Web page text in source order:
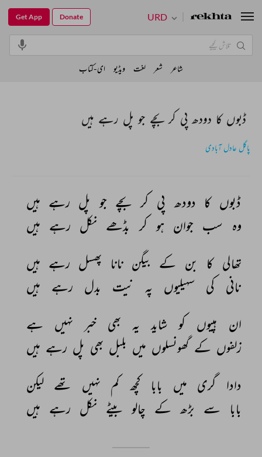
ڈبوں کا دودھ پی کر بچے جو پل رہے ہیں
پاگل عادل آبادی
ڈبوں کا دودھ پی کر بچے جو پل رہے ہیں
وہ سب جوان ہو کر بڈھے نکل رہے ہیں
تھالی کا بن کے بیگن نانا پھسل رہے ہیں
نانی
کی سہیلیوں پہ نیت بدل رہے
ہیں
ان
ہپیوں کو شاید یہ بھی خبر نہیں
ہے
زلفوں کے گھونسلوں میں بلبل بھی پل رہے ہیں
دادا
گری میں بابا کچھ کم نہیں تھے لیکن
بابا سے بڑھ کے چالو بیٹے نکل رہے ہیں
URD
Get App Donate
شاعر شعر لغت ویڈیو ای-کتاب